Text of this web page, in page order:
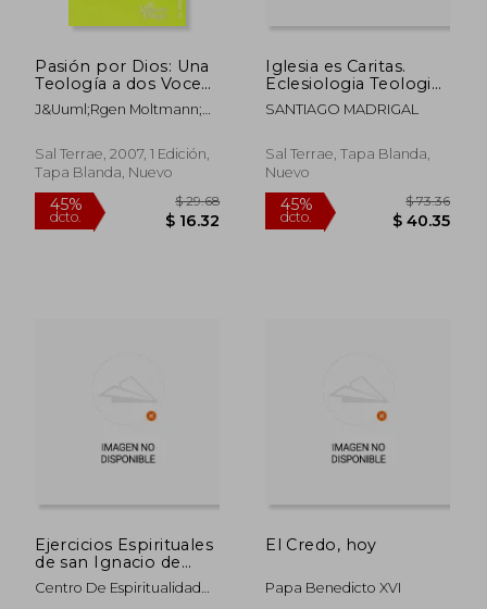
Pasión por Dios: Una
Teología a dos Voces
(Presencia Teológica)
J&Uuml;Rgen Moltmann;
Wendel
Sal Terrae, 2007, 1 Edición,
Tapa Blanda, Nuevo
Iglesia es Caritas.
Eclesiologia Teologica
Joseph Ratzinger
SANTIAGO MADRIGAL
Sal Terrae, Tapa Blanda,
Nuevo
Ejercicios Espirituales
de san Ignacio de
Loyola: Itinerario 5
Centro De Espiritualidad
El Credo, hoy
Papa Benedicto XVI